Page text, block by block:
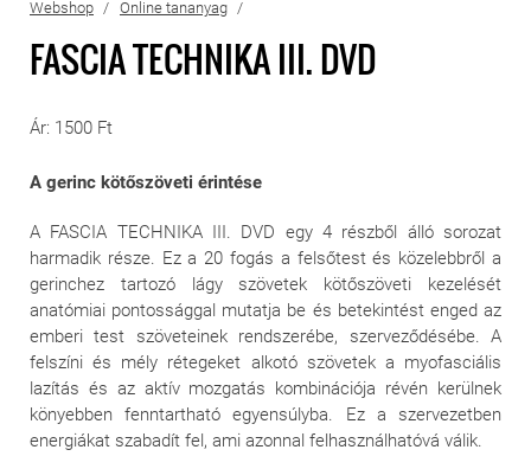
Webshop Online tananyag
FASCIA TECHNIKA III. DVD
Ár: 1500 Ft
A gerinc kötőszöveti érintése
A FASCIA TECHNIKA III. DVD egy 4 részből álló sorozat
harmadik része. Ez a 20 fogás a felsőtest és közelebbről a
gerinchez tartozó lágy szövetek kötőszöveti kezelését
anatómiai pontossággal mutatja be és betekintést enged az
emberi test szöveteinek rendszerébe, szerveződésébe. A
felszíni és mély rétegeket alkotó szövetek a myofasciális
lazítás és az aktív mozgatás kombinációja révén kerülnek
könyebben fenntartható egyensúlyba. Ez a szervezetben
energiákat szabadít fel, ami azonnal felhasználhatóvá válik.